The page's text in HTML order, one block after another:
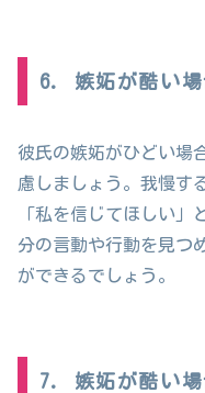
6. 嫉妬が酷い場
彼氏の嫉妬がひどい場
慮しましょう。我慢す
「私を信じてほしい」
分の言動や行動を見つ
ができるでしょう。
7. 嫉妬が酷い場